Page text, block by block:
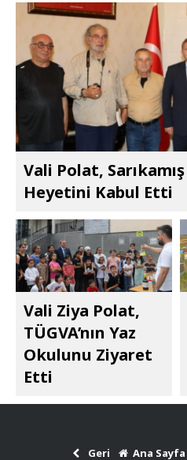
Vali Polat,
Heyetini Kabul Etti
Vali Ziya Polat,
TÜGVA’nın Yaz
Okulunu Ziyaret
Etti
Geri Ana Sayfa